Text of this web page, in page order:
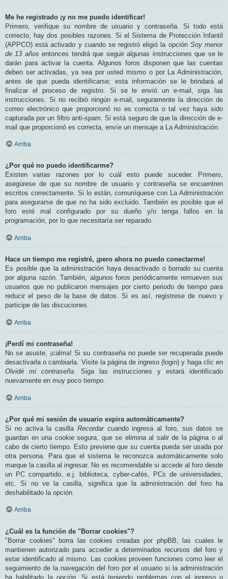
Me he registrado ¡y no me puedo identificar!
Primero, verifique su nombre de usuario y contraseña. Si todo está
correcto, hay dos posibles razones. Si el Sistema de Protección Infantil
(APPCO) está activado y cuando se registró eligió la opción Soy menor
de 13 años entonces tendrá que seguir algunas instrucciones que se le
darán para activar la cuenta. Algunos foros disponen que las cuentas
deben ser activadas, ya sea por usted mismo o por La Administración,
antes de que pueda identificarse; esta información se le brindará al
finalizar el proceso de registro. Si se le envió un e-mail, siga las
instrucciones. Si no recibió ningún e-mail, seguramente la dirección de
correo electrónico que proporcionó no es correcta o tal vez haya sido
capturada por un filtro anti-spam. Si está seguro de que la dirección de e-
mail que proporcionó es correcta, envíe un mensaje a La Administración.
Arriba
¿Por qué no puedo identificarme?
Existen varias razones por lo cuál esto puede suceder. Primero,
asegúrese de que su nombre de usuario y contraseña se encuentren
escritos correctamente. Si lo están, comuníquese con La Administración
para asegurarse de que no ha sido excluido. También es posible que el
foro esté mal configurado por su dueño y/o tenga fallos en la
programación, por lo que necesitaría ser reparado.
Arriba
Hace un tiempo me registré, ¡pero ahora no puedo conectarme!
Es posible que la administración haya desactivado o borrado su cuenta
por alguna razón. También, algunos foros periódicamente remueven sus
usuarios que no publicaron mensajes por cierto periodo de tiempo para
reducir el peso de la base de datos. Si es así, registrese de nuevo y
participe de las discuciones.
Arriba
¡Perdí mi contraseña!
No se asuste, ¡calma! Si su contraseña no puede ser recuperada puede
desactivarla o cambiarla. Visite la página de ingreso (login) y haga clic en
Olvidé mi contraseña. Siga las instrucciones y estará identificado
nuevamente en muy poco tiempo.
Arriba
¿Por qué mi sesión de usuario expira automáticamente?
Si no activa la casilla Recordarcuando ingresa al foro, sus datos se
guardan en una cookie segura, que se elimina al salir de la página o al
cabo de cierto tiempo. Esto previene que su cuenta pueda ser usada por
otra persona. Para que el sistema le reconozca automáticamente solo
marque la casilla al ingresar. No es recomendable si accede al foro desde
un PC compartido, e.j. biblioteca, cyber-cafés, PCs de universidades,
etc. Si no ve la casilla, significa que la administración del foro ha
deshabilitado la opción.
Arriba
¿Cuál es la función de "Borrar cookies"?
"Borrar cookies" borra las cookies creadas por phpBB, las cuales le
mantienen autorizado para acceder a determinados recursos del foro y
estar identificado al mismo. Las cookies proveen funciones como leer el
seguimiento de la navegación del foro por el usuario si la administración
ha habilitado la opción. Si está teniendo problemas con el ingreso o